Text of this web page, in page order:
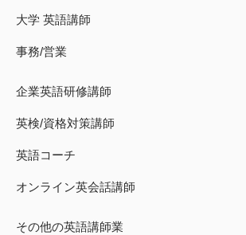
大学 英語講師
事務/営業
企業英語研修講師
英検/資格対策講師
英語コーチ
オンライン英会話講師
その他の英語講師業